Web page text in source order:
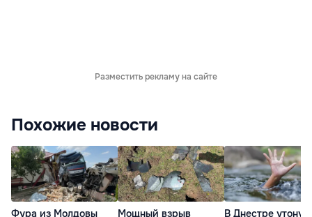
Разместить рекламу на сайте
Похожие новости
Фура из Молдовы
Мощный взрыв
В Днестре утонул